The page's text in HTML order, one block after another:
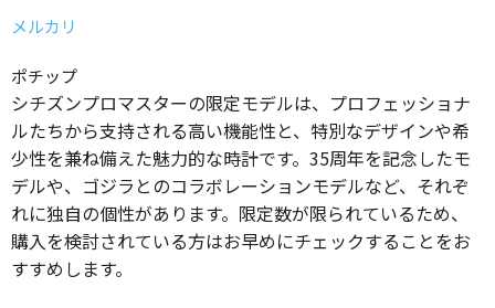
メルカリ
ポチップ
シチズンプロマスターの限定モデルは、プロフェッショナ
ルたちから支持される高い機能性と、特別なデザインや希
少性を兼ね備えた魅力的な時計です。35周年を記念したモ
デルや、ゴジラとのコラボレーションモデルなど、それぞ
れに独自の個性があります。限定数が限られているため、
購入を検討されている方はお早めにチェックすることをお
すすめします。